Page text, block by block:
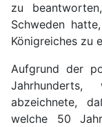
zu
Schweden
Königreiches zu
Aufgrund der
abzeichnete,
welche 50